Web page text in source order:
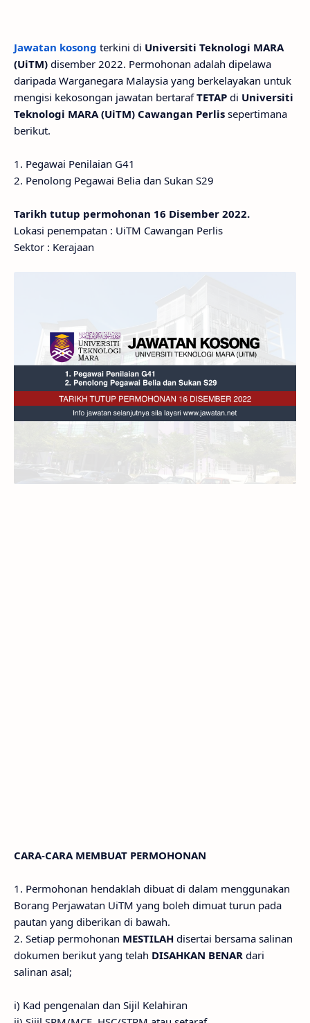
Jawatan kosong terkini di Universiti Teknologi MARA
(UiTM) disember 2022. Permohonan adalah dipelawa
daripada Warganegara Malaysia yang berkelayakan untuk
mengisi kekosongan jawatan bertarafTETAP di Universiti
Teknologi MARA (UiTM) Cawangan Perlis sepertimana
berikut.
1. Pegawai Penilaian G41
2. Penolong Pegawai Belia dan Sukan S29
Tarikh tutup permohonan 16 Disember 2022.
Lokasi penempatan : UiTM Cawangan Perlis
Sektor : Kerajaan
CARA-CARA MEMBUAT PERMOHONAN
1. Permohonan hendaklah dibuat di dalam menggunakan
Borang Perjawatan UiTM yang boleh dimuat turun pada
pautan yang diberikan di bawah.
2. Setiap permohonan MESTILAH disertai bersama salinan
dokumen berikut yang telah DISAHKAN BENAR dari
salinan asal;
i) Kad pengenalan dan Sijil Kelahiran